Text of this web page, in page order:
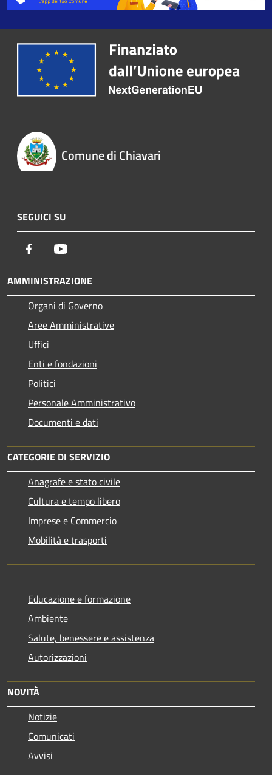
Comune di Chiavari
SEGUICI SU
Facebook
AMMINISTRAZIONE
Organi di Governo
Aree Amministrative
Uffici
Enti e fondazioni
Politici
Personale Amministrativo
Documenti e dati
CATEGORIE DI SERVIZIO
Anagrafe e stato civile
Cultura e tempo libero
Imprese e Commercio
Mobilità e trasporti
Educazione e formazione
Ambiente
Salute, benessere e assistenza
Autorizzazioni
NOVITÀ
Notizie
Comunicati
Avvisi